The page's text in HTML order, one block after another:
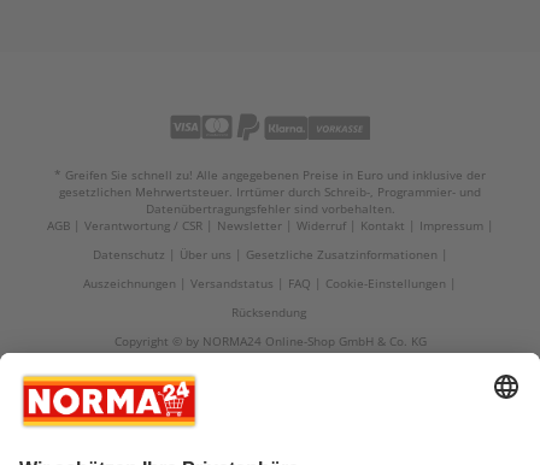
* Greifen Sie schnell zu! Alle angegebenen Preise in Euro und inklusive der
gesetzlichen Mehrwertsteuer. Irrtümer durch Schreib-, Programmier- und
Datenübertragungsfehler sind vorbehalten.
AGB
Verantwortung / CSR Newsletter Widerruf Kontakt
Impressum
Datenschutz
Über uns
Gesetzliche Zusatzinformationen
Auszeichnungen
Versandstatus FAQ
Cookie-Einstellungen
Rücksendung
Copyright © by NORMA24 Online-Shop GmbH & Co. KG